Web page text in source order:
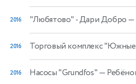
2016 "Любятово" - Дари Добро —
2016 Торговый комплекс
2016 Насосы "Grundfos" —